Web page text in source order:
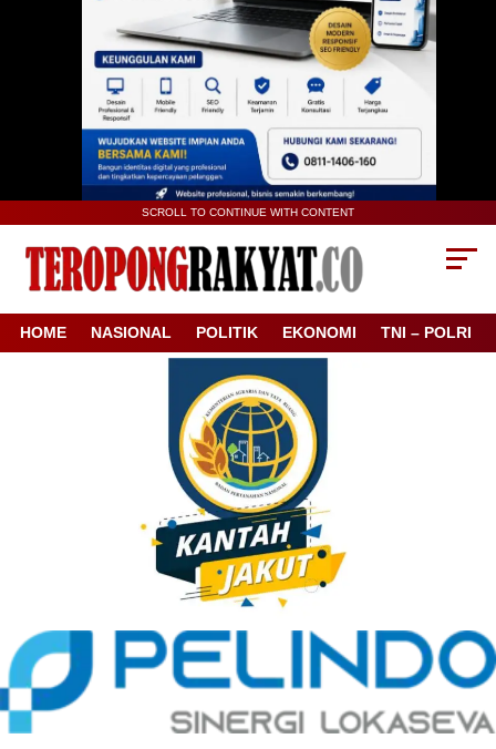
SCROLL TO CONTINUE WITH CONTENT
HOME NASIONAL POLITIK EKONOMI TNI – POLRI